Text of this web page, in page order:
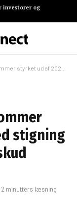
investorer og
med stigning i omsætning og overskud
stigning
2 minutters læsning